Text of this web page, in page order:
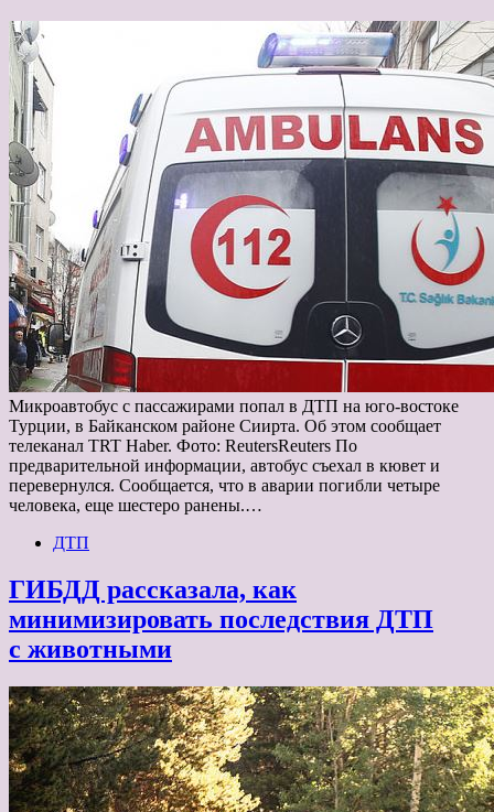
Микроавтобус с пассажирами попал в ДТП на юго-востоке
Турции, в Байканском районе Сиирта. Об этом сообщает
телеканал TRT Haber. Фото: ReutersReuters По
предварительной информации, автобус съехал в кювет и
перевернулся. Сообщается, что в аварии погибли четыре
человека, еще шестеро ранены.…
ДТП
ГИБДД рассказала, как
минимизировать последствия ДТП
с животными